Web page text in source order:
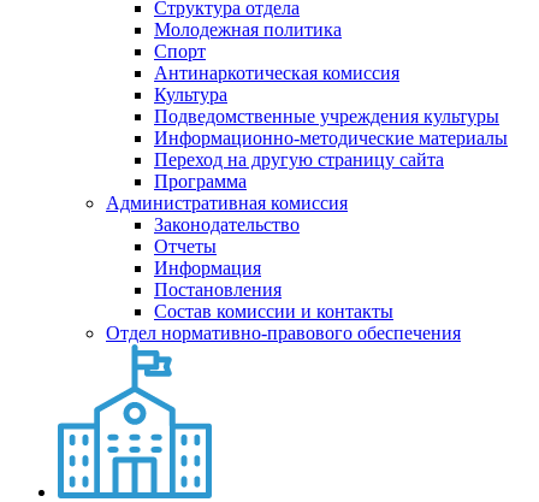
Структура отдела
Молодежная политика
Спорт
Антинаркотическая комиссия
Культура
Подведомственные учреждения культуры
Информационно-методические материалы
Переход на другую страницу сайта
Программа
Административная комиссия
Законодательство
Отчеты
Информация
Постановления
Состав комиссии и контакты
Отдел нормативно-правового обеспечения